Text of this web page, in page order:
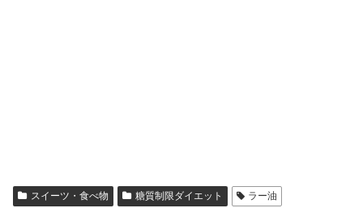
スイーツ・食べ物 糖質制限ダイエット
ラー油